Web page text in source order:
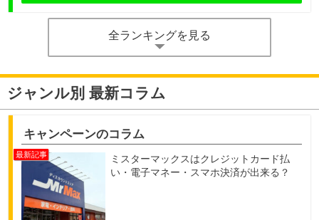
全ランキングを見る
ジャンル別 最新コラム
キャンペーンのコラム
ミスターマックスはクレジットカード払
い・電子マネー・スマホ決済が出来る？